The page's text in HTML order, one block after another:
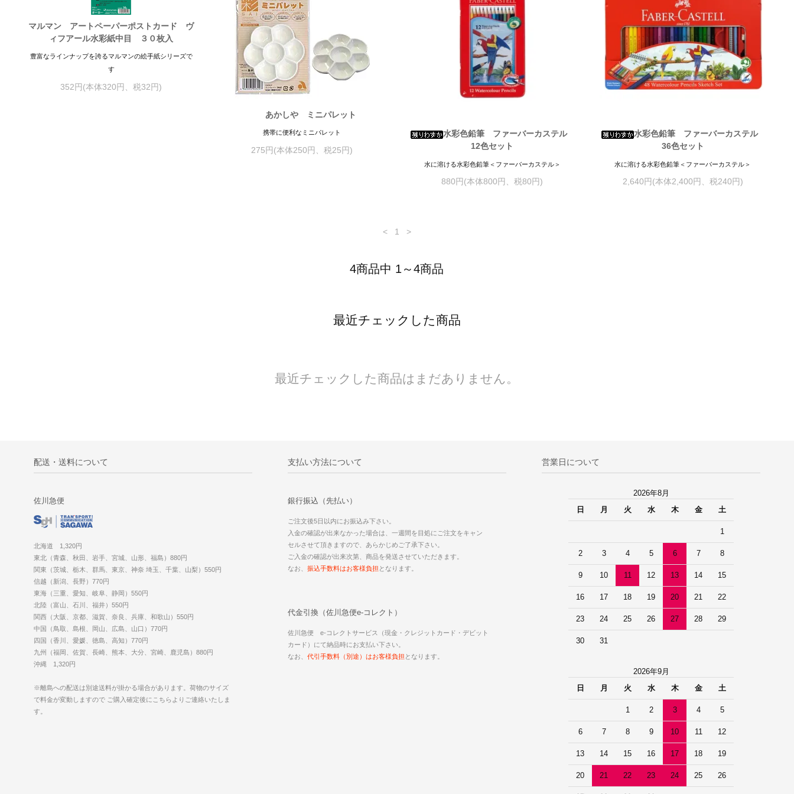
マルマン アートペーパーポストカード ヴ
ィフアール水彩紙中目 ３０枚入
豊富なラインナップを誇るマルマンの絵手紙シリーズで
す
352円(本体320円、税32円)
あかしや ミニパレット
携帯に便利なミニパレット
275円(本体250円、税25円)
水彩色鉛筆 ファーバーカステル
12色セット
水に溶ける水彩色鉛筆＜ファーバーカステル＞
880円(本体800円、税80円)
水彩色鉛筆 ファーバーカステル
36色セット
水に溶ける水彩色鉛筆＜ファーバーカステル＞
2,640円(本体2,400円、税240円)
< 1 >
4商品中 1～4商品
最近チェックした商品
最近チェックした商品はまだありません。
配送・送料について
佐川急便
北海道 1,320円
東北（青森、秋田、岩手、宮城、山形、福島）880円
関東（茨城、栃木、群馬、東京、神奈 埼玉、千葉、山梨）550円
信越（新潟、長野）770円
東海（三重、愛知、岐阜、静岡）550円
北陸（富山、石川、福井）550円
関西（大阪、京都、滋賀、奈良、兵庫、和歌山）550円
中国（鳥取、島根、岡山、広島、山口）770円
四国（香川、愛媛、徳島、高知）770円
九州（福岡、佐賀、長崎、熊本、大分、宮崎、鹿児島）880円
沖縄 1,320円
※離島への配送は別途送料が掛かる場合があります。荷物のサイズ
で料金が変動しますので ご購入確定後にこちらよりご連絡いたしま
す。
支払い方法について
銀行振込（先払い）
ご注文後5日以内にお振込み下さい。
入金の確認が出来なかった場合は、一週間を目処にご注文をキャン
セルさせて頂きますので、あらかじめご了承下さい。
ご入金の確認が出来次第、商品を発送させていただきます。
なお、 振込手数料はお客様負担 となります。
代金引換（佐川急便e-コレクト）
佐川急便 e-コレクトサービス（現金・クレジットカード・デビット
カード）にて納品時にお支払い下さい。
なお、 代引手数料（別途）はお客様負担 となります。
営業日について
2026年8月
日
月 火 水 木 金 土
1
2 3 4 5 6 7 8
9 10 11 12 13 14 15
16 17 18 19 20 21 22
23 24 25 26 27 28 29
30 31
2026年9月
日
月 火 水 木 金 土
1 2 3 4 5
6 7 8 9 10 11 12
13 14 15 16 17 18 19
20 21 22 23 24 25 26